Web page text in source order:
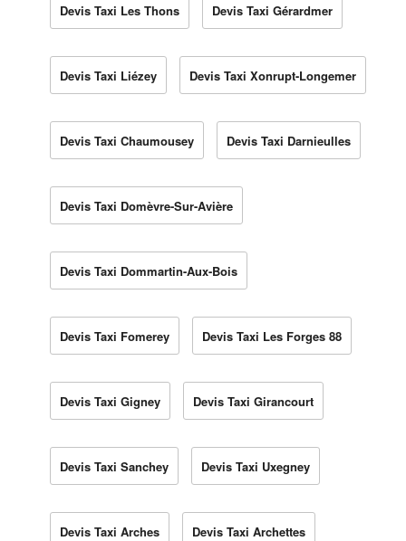
Devis Taxi Les Thons Devis Taxi Gérardmer
Devis Taxi Liézey Devis Taxi Xonrupt-Longemer
Devis Taxi Chaumousey Devis Taxi Darnieulles
Devis Taxi Domèvre-Sur-Avière
Devis Taxi Dommartin-Aux-Bois
Devis Taxi Fomerey Devis Taxi Les Forges 88
Devis Taxi Gigney Devis Taxi Girancourt
Devis Taxi Sanchey Devis Taxi Uxegney
Devis Taxi Arches Devis Taxi Archettes